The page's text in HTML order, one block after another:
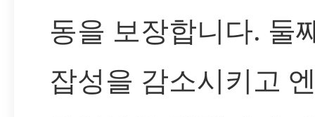
동을 보장합니다. 둘
잡성을 감소시키고